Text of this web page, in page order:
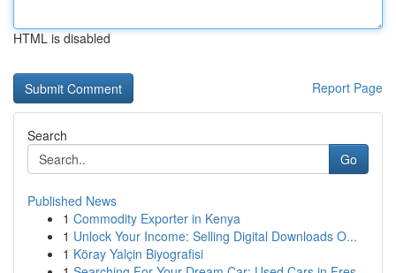
HTML is disabled
Report Page
Search
Go
Published News
1 Commodity Exporter in Kenya
1 Unlock Your Income: Selling Digital Downloads O...
1 Köray Yalçin Biyografisi